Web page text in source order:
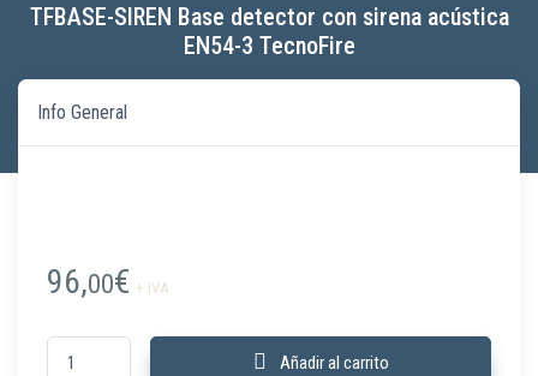
TFBASE-SIREN Base detector con sirena acústica
EN54-3 TecnoFire
Info General
96,00€ + IVA
TFBASE-SIREN Base detector con sirena acústica EN54-3 TecnoFire
Añadir al carrito